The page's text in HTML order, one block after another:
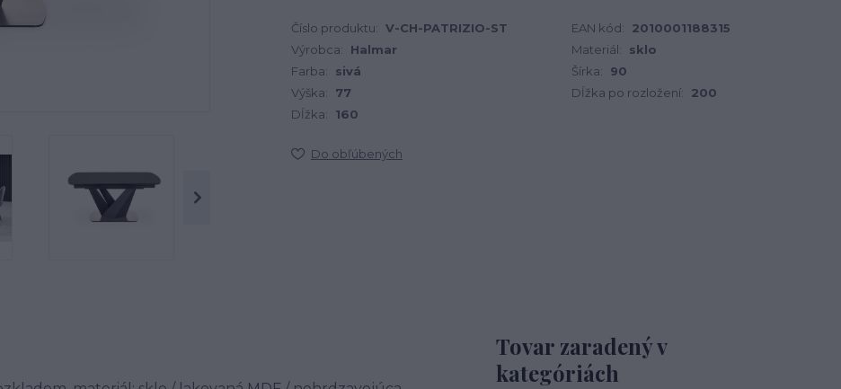
Číslo produktu: V-CH-PATRIZIO-ST EAN kód:
2010001188315
Výrobca:
Halmar Materiál:
sklo
Farba:
sivá Šírka:
90
Výška:
77 Dĺžka po rozložení:
200
Dĺžka:
160
Do obľúbených
Tovar zaradený v
kategóriách